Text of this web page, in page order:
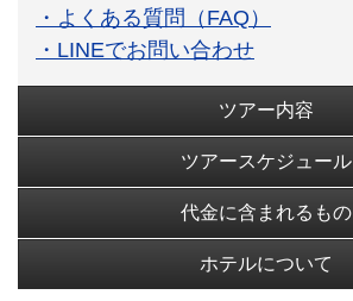
・よくある質問（FAQ）
・LINEでお問い合わせ
ツアー内容
ツアースケジュール
代金に含まれるもの
ホテルについて